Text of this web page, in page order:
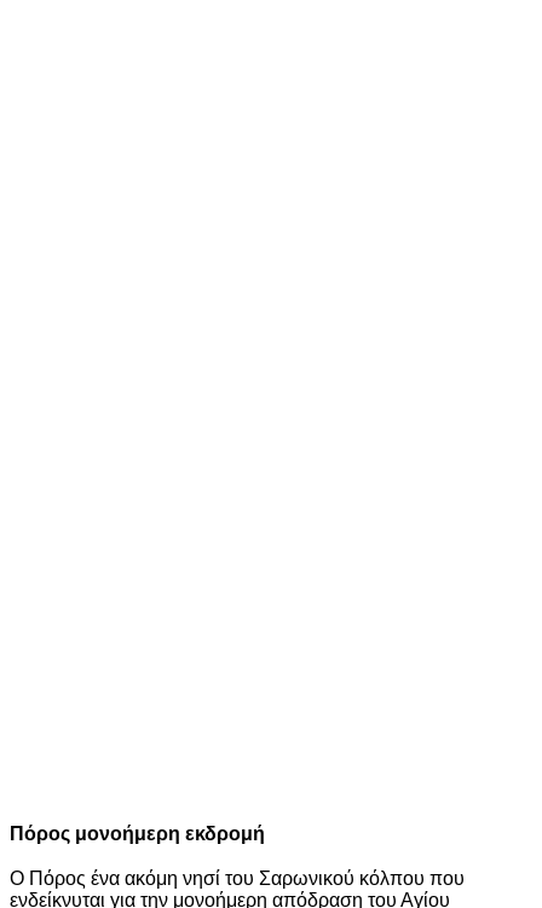
Πόρος μονοήμερη εκδρομή
Ο Πόρος ένα ακόμη νησί του Σαρωνικού κόλπου που
ενδείκνυται για την μονοήμερη απόδραση του Αγίου